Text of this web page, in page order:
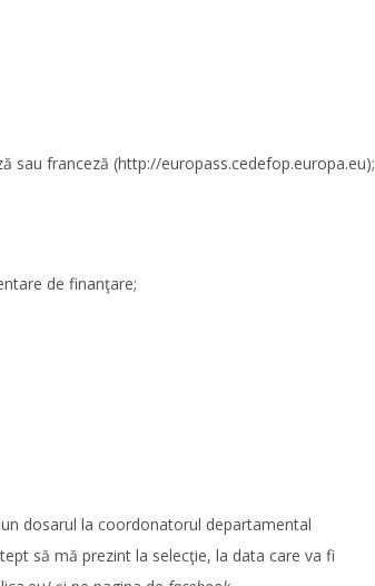
sau franceză (http://europass.cedefop.europa.eu);
de finanţare;
dosarul la coordonatorul departamental
să mă prezint la selecţie, la data care va fi